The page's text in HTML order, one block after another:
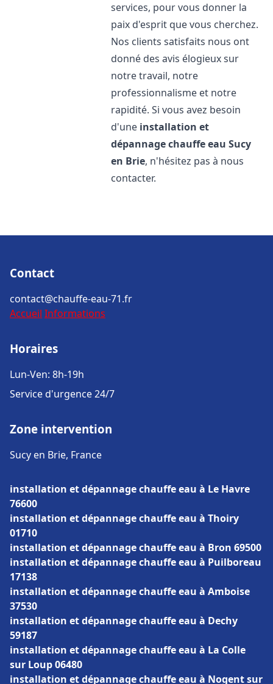
services, pour vous donner la
paix d'esprit que vous cherchez.
Nos clients satisfaits nous ont
donné des avis élogieux sur
notre travail, notre
professionnalisme et notre
rapidité. Si vous avez besoin
d'une installation et
dépannage chauffe eau Sucy
en Brie, n'hésitez pas à nous
contacter.
Contact
contact@chauffe-eau-71.fr
Accueil Informations
Horaires
Lun-Ven: 8h-19h
Service d'urgence 24/7
Zone intervention
Sucy en Brie, France
installation et dépannage chauffe eau à Le Havre
76600
installation et dépannage chauffe eau à Thoiry
01710
installation et dépannage chauffe eau à Bron 69500
installation et dépannage chauffe eau à Puilboreau
17138
installation et dépannage chauffe eau à Amboise
37530
installation et dépannage chauffe eau à Dechy
59187
installation et dépannage chauffe eau à La Colle
sur Loup 06480
installation et dépannage chauffe eau à Nogent sur